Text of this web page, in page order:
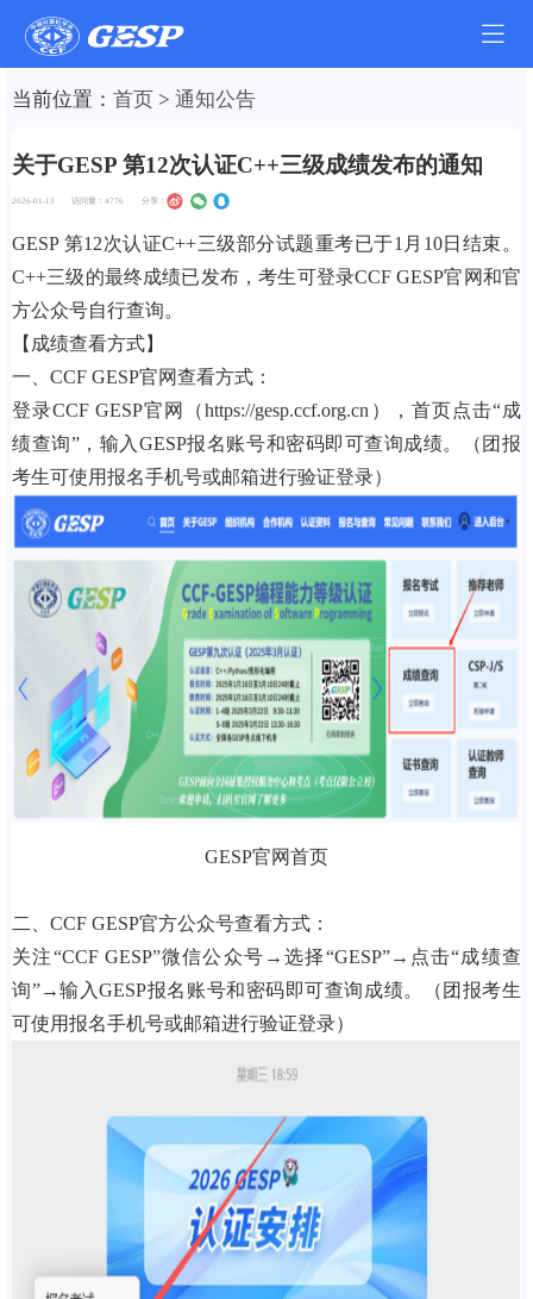
当前位置： 首页> 通知公告
关于GESP 第12次认证C++三级成绩发布的通知
2026-01-13 访问量：4776 分享：
GESP 第12次认证C++三级部分试题重考已于1月10日结束。
C++三级的最终成绩已发布，考生可登录CCF GESP官网和官
方公众号自行查询。
【成绩查看方式】
一、CCF GESP官网查看方式：
登录CCF GESP官网（https://gesp.ccf.org.cn），首页点击“成
绩查询”，输入GESP报名账号和密码即可查询成绩。（团报
考生可使用报名手机号或邮箱进行验证登录）
GESP官网首页
二、CCF GESP官方公众号查看方式：
关注“CCF GESP”微信公众号→选择“GESP”→点击“成绩查
询”→输入GESP报名账号和密码即可查询成绩。（团报考生
可使用报名手机号或邮箱进行验证登录）